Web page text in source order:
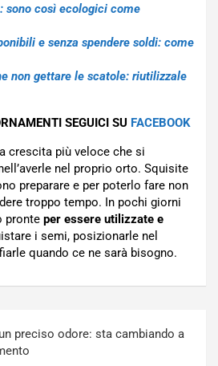
sono così ecologici come
e senza spendere soldi: come
non gettare le scatole: riutilizzale
SEGUICI SU FACEBOOK
crescita più veloce che si
nel proprio orto. Squisite
preparare e per poterlo fare non
troppo tempo. In pochi giorni
pronte per essere utilizzate e
i semi, posizionarle nel
quando ce ne sarà bisogno.
preciso odore: sta cambiando a